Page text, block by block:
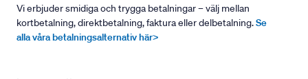
Vi erbjuder smidiga och trygga betalningar – välj mellan
kortbetalning, direktbetalning, faktura eller delbetalning.Se
alla våra betalningsalternativ här>